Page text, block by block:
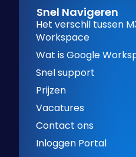
Snel Navigeren
Het verschil tussen
Workspace
Wat is Google
Snel support
Prijzen
Vacatures
Contact ons
Inloggen Portal